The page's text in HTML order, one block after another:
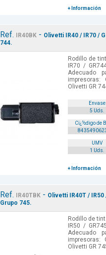
+ Información
Ref. IR40BK- Olivetti IR40 / IR70 /
744.
Rodillo de
IR70 /
Adecuado
Olivetti GR
Envase
5 Uds.
Cï¿½digo de
UMV
1 Uds.
+ Información
Ref. IR40TBK- Olivetti IR40T /
Grupo 745.
Rodillo de
IR50 /
Adecuado
Olivetti GR